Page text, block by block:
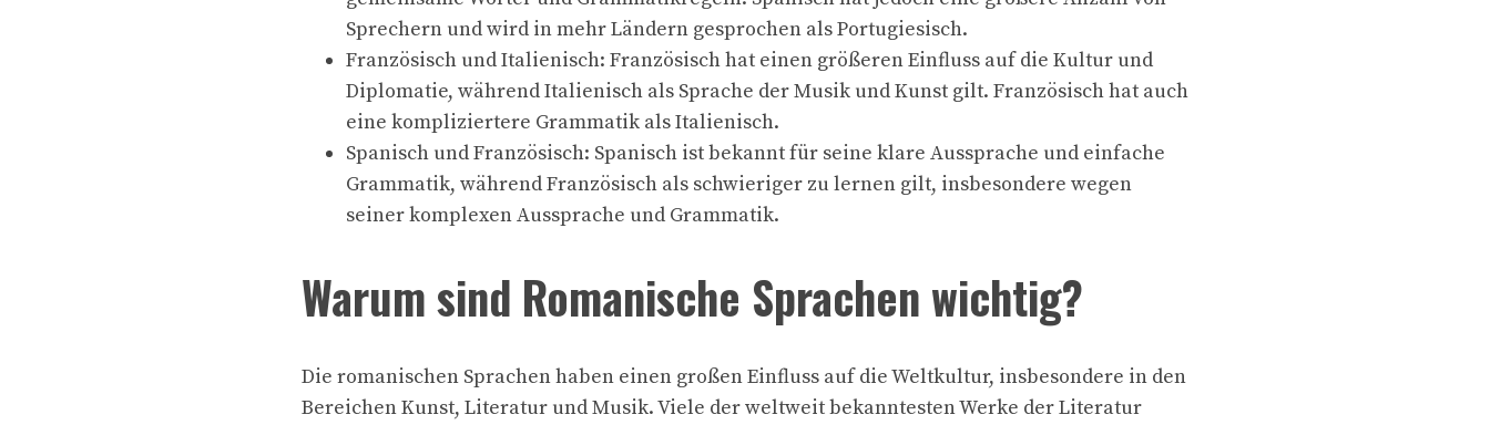
Sprechern und wird in mehr Ländern gesprochen als Portugiesisch.
Französisch und Italienisch: Französisch hat einen größeren Einfluss auf die Kultur und
Diplomatie, während Italienisch als Sprache der Musik und Kunst gilt. Französisch hat auch
eine kompliziertere Grammatik als Italienisch.
Spanisch und Französisch: Spanisch ist bekannt für seine klare Aussprache und einfache
Grammatik, während Französisch als schwieriger zu lernen gilt, insbesondere wegen
seiner komplexen Aussprache und Grammatik.
Warum sind Romanische Sprachen wichtig?
Die romanischen Sprachen haben einen großen Einfluss auf die Weltkultur, insbesondere in den
Bereichen Kunst, Literatur und Musik. Viele der weltweit bekanntesten Werke der Literatur